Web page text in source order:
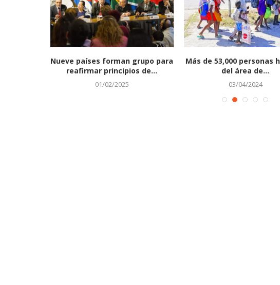
Nueve países forman grupo para
reafirmar principios de...
01/02/2025
Más de 53,000 personas
del área de...
03/04/2024